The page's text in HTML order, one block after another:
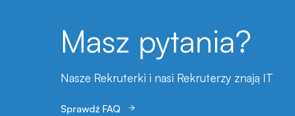
Masz pytania?
Nasze Rekruterki i nasi Rekruterzy znają IT
Sprawdź FAQ